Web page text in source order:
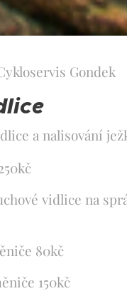
Gondek
a nalisování
vidlice na
80kč
150kč